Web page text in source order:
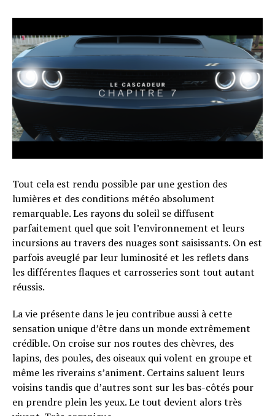
Tout cela est rendu possible par une gestion des
lumières et des conditions météo absolument
remarquable. Les rayons du soleil se diffusent
parfaitement quel que soit l’environnement et leurs
incursions au travers des nuages sont saisissants. On est
parfois aveuglé par leur luminosité et les reflets dans
les différentes flaques et carrosseries sont tout autant
réussis.
La vie présente dans le jeu contribue aussi à cette
sensation unique d’être dans un monde extrêmement
crédible. On croise sur nos routes des chèvres, des
lapins, des poules, des oiseaux qui volent en groupe et
même les riverains s’animent. Certains saluent leurs
voisins tandis que d’autres sont sur les bas-côtés pour
en prendre plein les yeux. Le tout devient alors très